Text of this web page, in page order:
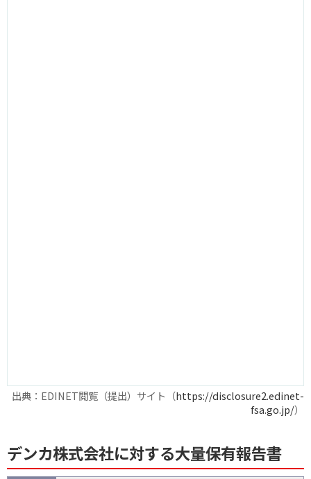
出典：EDINET閲覧（提出）サイト（https://disclosure2.edinet-
fsa.go.jp/）
デンカ株式会社に対する大量保有報告書